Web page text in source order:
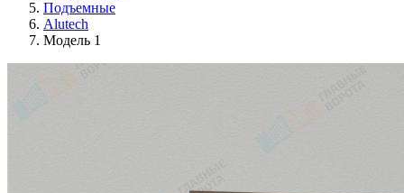
Подъемные
Alutech
Модель 1